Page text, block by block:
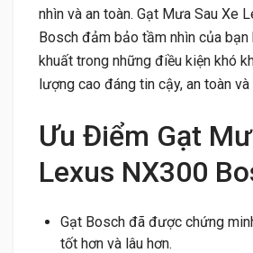
nhìn và an toàn. Gạt Mưa Sau Xe
Bosch đảm bảo tầm nhìn của bạn
khuất trong những điều kiện khó
lượng cao đáng tin cậy, an toàn và
Ưu Điểm Gạt
Lexus NX300
Gạt Bosch đã được chứng
tốt hơn và lâu hơn.